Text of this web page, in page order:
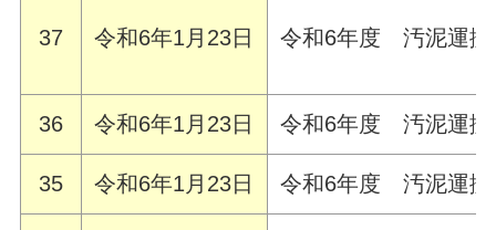
37 令和6年1月23日 令和6年度 汚泥運搬
36 令和6年1月23日 令和6年度 汚泥運搬
35 令和6年1月23日 令和6年度 汚泥運搬